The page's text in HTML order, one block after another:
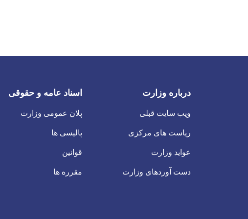
درباره وزارت
ویب سایت قبلی
ریاست های مرکزی
عواید وزارت
دست آوردهای وزارت
اسناد عامه و حقوقی
پلان عمومی وزارت
پالیسی ها
قوانین
مقرره ها